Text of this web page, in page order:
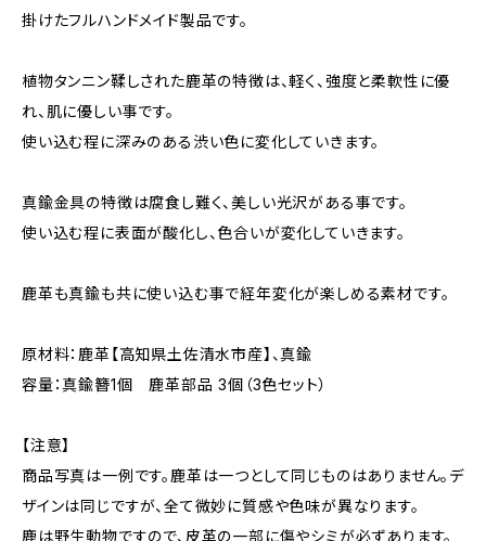
掛けたフルハンドメイド製品です。
植物タンニン鞣しされた鹿革の特徴は、軽く、強度と柔軟性に優
れ、肌に優しい事です。
使い込む程に深みのある渋い色に変化していきます。
真鍮金具の特徴は腐食し難く、美しい光沢がある事です。
使い込む程に表面が酸化し、色合いが変化していきます。
鹿革も真鍮も共に使い込む事で経年変化が楽しめる素材です。
原材料：鹿革【高知県土佐清水市産】、真鍮
容量：真鍮簪1個 鹿革部品 3個（3色セット）
【注意】
商品写真は一例です。鹿革は一つとして同じものはありません。デ
ザインは同じですが、全て微妙に質感や色味が異なります。
鹿は野生動物ですので、皮革の一部に傷やシミが必ずあります。